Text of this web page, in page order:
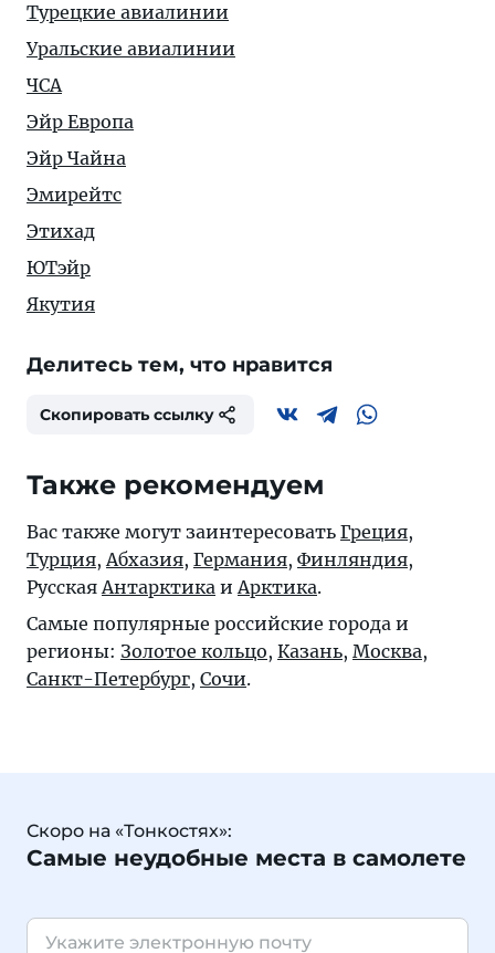
Турецкие авиалинии
Уральские авиалинии
ЧСА
Эйр Европа
Эйр Чайна
Эмирейтс
Этихад
ЮТэйр
Якутия
Делитесь тем, что нравится
Скопировать ссылку
Также рекомендуем
Вас также могут заинтересовать Греция,
Турция,Абхазия, Германия, Финляндия,
РусскаяАнтарктика иАрктика.
Самые популярные российские города и
регионы: Золотое кольцо, Казань, Москва,
Санкт-Петербург, Сочи.
Скоро на «Тонкостях»:
Самые неудобные места в самолете